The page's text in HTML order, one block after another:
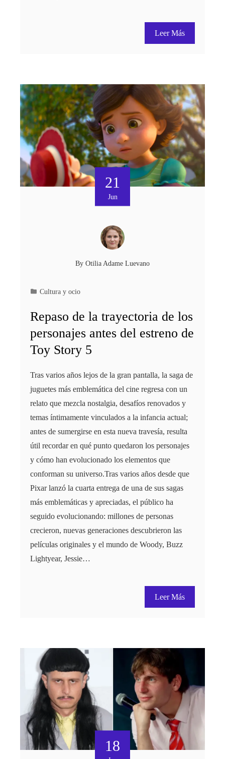
Leer Más
21
Jun
By Otilia Adame Luevano
Cultura y ocio
Repaso de la trayectoria de los
personajes antes del estreno de
Toy Story 5
Tras varios años lejos de la gran pantalla, la saga de
juguetes más emblemática del cine regresa con un
relato que mezcla nostalgia, desafíos renovados y
temas íntimamente vinculados a la infancia actual;
antes de sumergirse en esta nueva travesía, resulta
útil recordar en qué punto quedaron los personajes
y cómo han evolucionado los elementos que
conforman su universo.Tras varios años desde que
Pixar lanzó la cuarta entrega de una de sus sagas
más emblemáticas y apreciadas, el público ha
seguido evolucionando: millones de personas
crecieron, nuevas generaciones descubrieron las
películas originales y el mundo de Woody, Buzz
Lightyear, Jessie…
Leer Más
18